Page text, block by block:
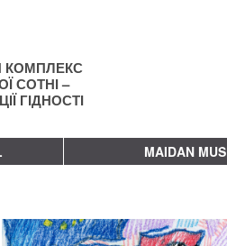
КОМПЛЕКС
СОТНІ –
ГІДНОСТІ
MAIDAN